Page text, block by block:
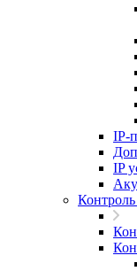
IP-
IP